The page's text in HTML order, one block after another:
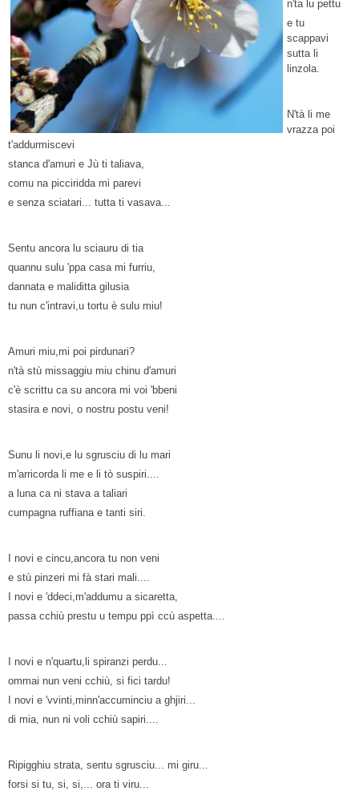
n'ta lu pettu
e tu
scappavi
sutta li
linzola.
N'tà li me
vrazza poi
t'addurmiscevi
stanca d'amuri e Jù ti taliava,
comu na picciridda mi parevi
e senza sciatari... tutta ti vasava...
Sentu ancora lu sciauru di tia
quannu sulu 'ppa casa mi furriu,
dannata e maliditta gilusia
tu nun c'intravi,u tortu è sulu miu!
Amuri miu,mi poi pirdunari?
n'tà stù missaggiu miu chinu d'amuri
c'è scrittu ca su ancora mi voi 'bbeni
stasira e novi, o nostru postu veni!
Sunu li novi,e lu sgrusciu di lu mari
m'arricorda li me e li tò suspiri....
a luna ca ni stava a taliari
cumpagna ruffiana e tanti siri.
I novi e cincu,ancora tu non veni
e stù pinzeri mi fà stari mali....
I novi e 'ddeci,m'addumu a sicaretta,
passa cchiù prestu u tempu ppì ccù aspetta....
I novi e n'quartu,li spiranzi perdu...
ommai nun veni cchiù, si fici tardu!
I novi e 'vvinti,minn'accuminciu a ghjiri...
di mia, nun ni voli cchiù sapiri....
Ripigghiu strata, sentu sgrusciu... mi giru...
forsi si tu, si, si,... ora ti viru...